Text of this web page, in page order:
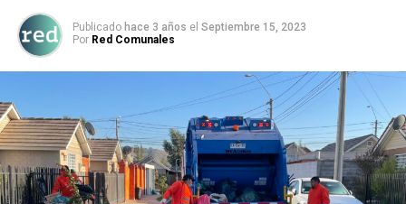
Publicado hace 3 años el Septiembre 15, 2023
Por Red Comunales